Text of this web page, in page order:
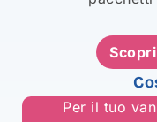
presso i clienti.
Il pacchetto
- Danni ai Locali e
- Eventi Naturali
Per il tuo van